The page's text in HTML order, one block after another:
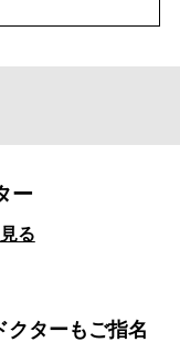
ー
る
クターもご指名